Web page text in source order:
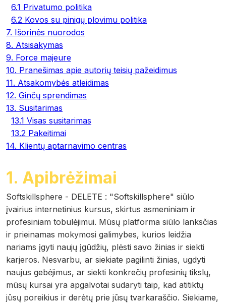
6.1 Privatumo politika
6.2 Kovos su pinigų plovimu politika
7. Išorinės nuorodos
8. Atsisakymas
9. Force majeure
10. Pranešimas apie autorių teisių pažeidimus
11. Atsakomybės atleidimas
12. Ginčų sprendimas
13. Susitarimas
13.1 Visas susitarimas
13.2 Pakeitimai
14. Klientų aptarnavimo centras
1. Apibrėžimai
Softskillsphere - DELETE : "Softskillsphere" siūlo
įvairius internetinius kursus, skirtus asmeniniam ir
profesiniam tobulėjimui. Mūsų platforma siūlo lanksčias
ir prieinamas mokymosi galimybes, kurios leidžia
nariams įgyti naujų įgūdžių, plėsti savo žinias ir siekti
karjeros. Nesvarbu, ar siekiate pagilinti žinias, ugdyti
naujus gebėjimus, ar siekti konkrečių profesinių tikslų,
mūsų kursai yra apgalvotai sudaryti taip, kad atitiktų
jūsų poreikius ir derėtų prie jūsų tvarkaraščio. Siekiame,